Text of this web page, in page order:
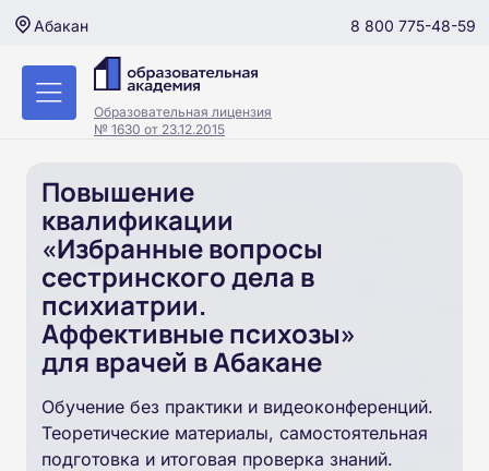
Абакан 8 800 775-48-59
Образовательная лицензия
№ 1630 от 23.12.2015
Повышение
квалификации
«Избранные вопросы
сестринского дела в
психиатрии.
Аффективные психозы»
для врачей в Абакане
Обучение без практики и видеоконференций.
Теоретические материалы, самостоятельная
подготовка и итоговая проверка знаний.